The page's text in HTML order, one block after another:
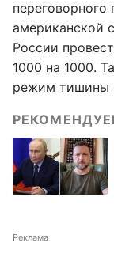
переговорного
американской
России
1000 на 1000.
режим тишины
Реклама